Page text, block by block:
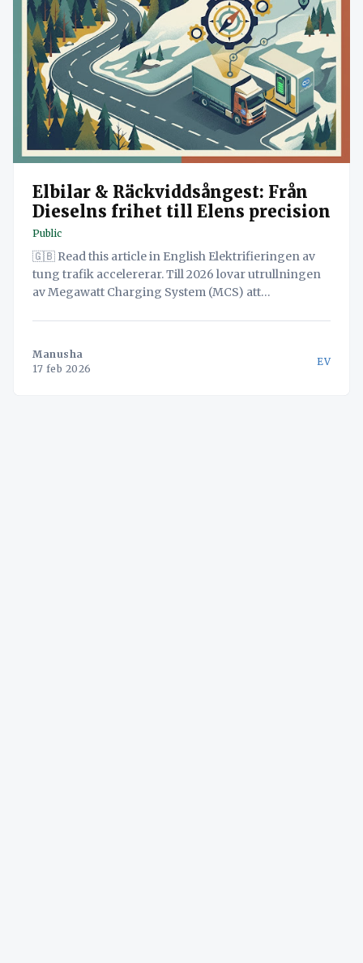
Elbilar & Räckviddsångest: Från
Dieselns frihet till Elens precision
Public
🇬🇧 Read this article in English Elektrifieringen av
tung trafik accelererar. Till 2026 lovar utrullningen
av Megawatt Charging System (MCS) att
"Räckviddsångest". Det är rädslan för att ett 40-tons
Manusha
17 feb 2026
EV